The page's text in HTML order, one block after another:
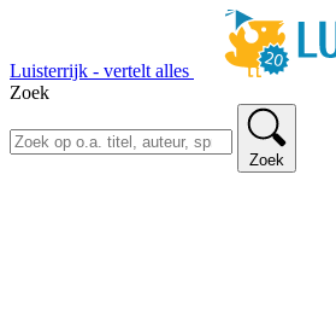
Luisterrijk - vertelt alles
Zoek
Zoek